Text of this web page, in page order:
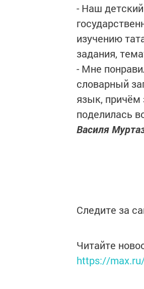
- Наш
изучению
задания,
- Мне
словарный
язык, причём
поделилась
Василя
Следите за
Читайте
https://